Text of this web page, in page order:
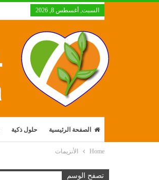
السبت, أغسطس 8, 2026
الصفحة الرئيسية حلول ذكية
Home الأنزيمات
تصفح الوسم